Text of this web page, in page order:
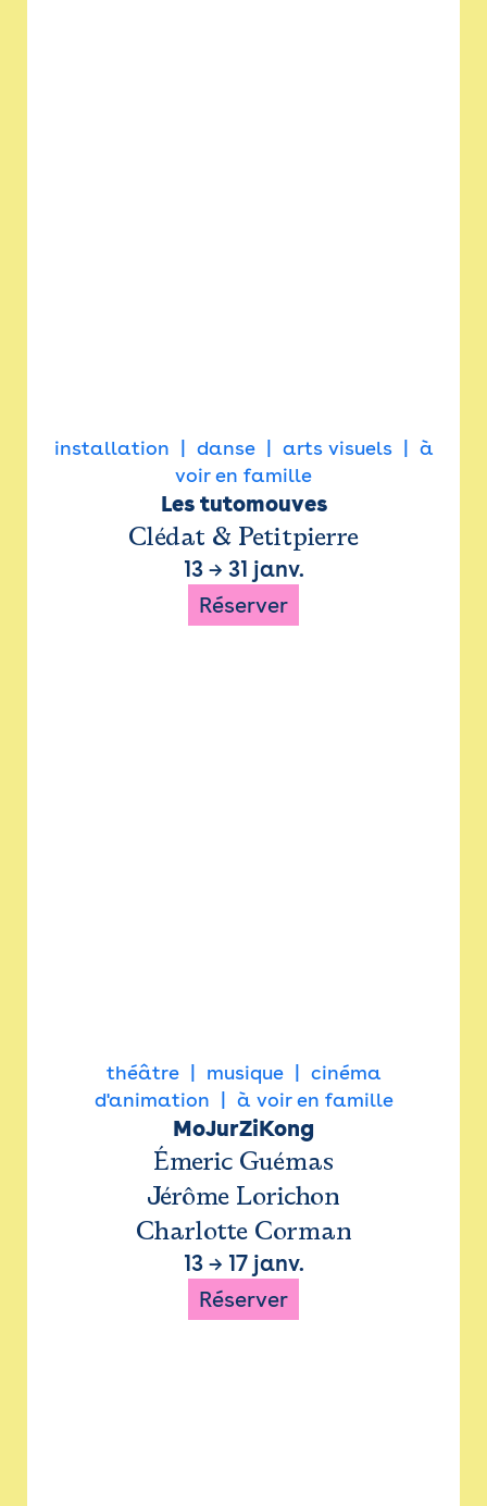
installation danse arts visuels
à
voir en famille
Les tutomouves
Clédat & Petitpierre
13→ 31 janv.
Réserver
théâtre musique
cinéma
d'animation
à voir en famille
MoJurZiKong
Émeric Guémas
Jérôme Lorichon
Charlotte Corman
13→ 17 janv.
Réserver